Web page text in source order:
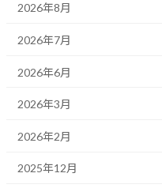
2026年8月
2026年7月
2026年6月
2026年3月
2026年2月
2025年12月